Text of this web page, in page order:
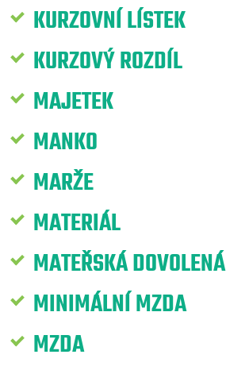
KURZOVNÍ LÍSTEK
KURZOVÝ ROZDÍL
MAJETEK
MANKO
MARŽE
MATERIÁL
MATEŘSKÁ DOVOLENÁ
MINIMÁLNÍ MZDA
MZDA